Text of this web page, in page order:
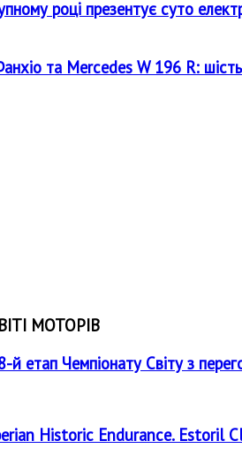
році презентує суто
та Mercedes W 196 R:
МОТОРІВ
й етап Чемпіонату Світу з
Historic Endurance. Estoril